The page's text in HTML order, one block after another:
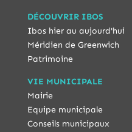
DÉCOUVRIR IBOS
Ibos hier au aujourd'hui
Méridien de Greenwich
Patrimoine
VIE MUNICIPALE
Mairie
Equipe municipale
Conseils municipaux